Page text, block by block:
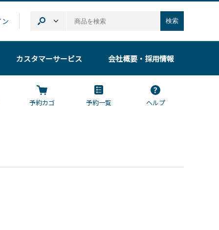
ン 検索
カスタマーサービス 会社概要・採用情報
予約カゴ 予約一覧
ヘルプ